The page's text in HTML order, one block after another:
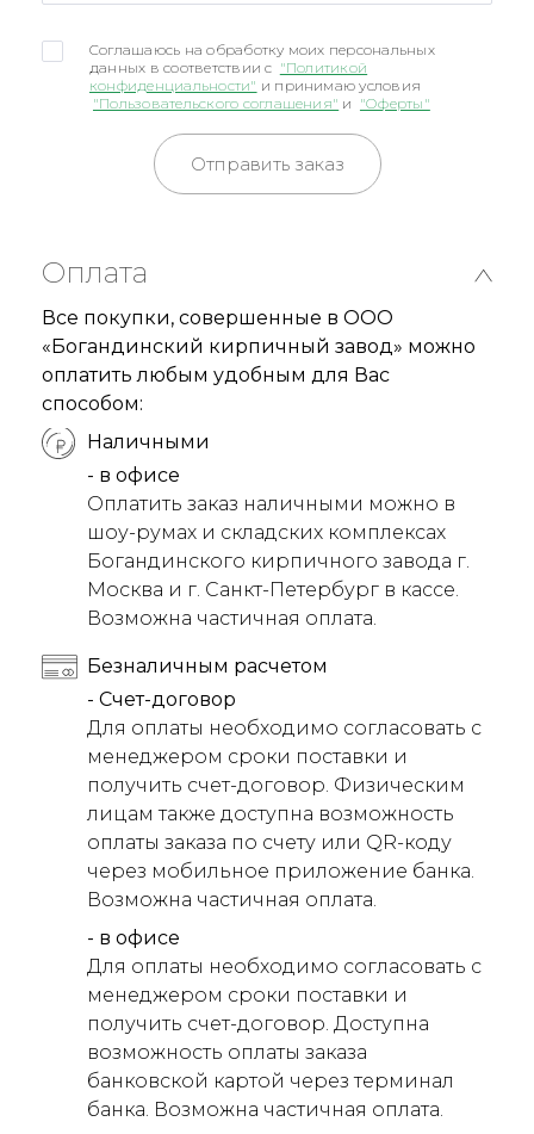
Соглашаюсь на обработку моих персональных
данных в соответствии с "Политикой
конфиденциальности" и принимаю условия
"Пользовательского соглашения" и "Оферты"
Отправить заказ
Оплата
Все покупки, совершенные в ООО
«Богандинский кирпичный завод» можно
оплатить любым удобным для Вас
способом:
Наличными
- в офисе
Оплатить заказ наличными можно в
шоу-румах и складских комплексах
Богандинского кирпичного завода г.
Москва и г. Санкт-Петербург в кассе.
Возможна частичная оплата.
Безналичным расчетом
- Счет-договор
Для оплаты необходимо согласовать с
менеджером сроки поставки и
получить счет-договор. Физическим
лицам также доступна возможность
оплаты заказа по счету или QR-коду
через мобильное приложение банка.
Возможна частичная оплата.
- в офисе
Для оплаты необходимо согласовать с
менеджером сроки поставки и
получить счет-договор. Доступна
возможность оплаты заказа
банковской картой через терминал
банка. Возможна частичная оплата.